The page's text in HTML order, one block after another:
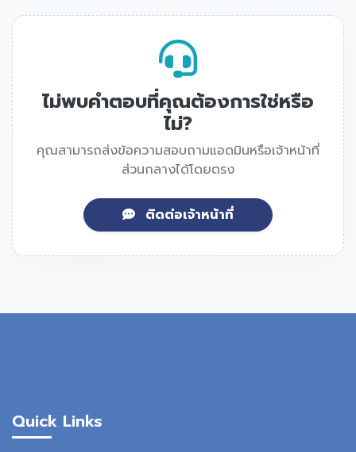
ไม่พบคำตอบที่คุณต้องการใช่หรือ
ไม่?
คุณสามารถส่งข้อความสอบถามแอดมินหรือเจ้าหน้าที่
ส่วนกลางได้โดยตรง
ติดต่อเจ้าหน้าที่
Quick Links